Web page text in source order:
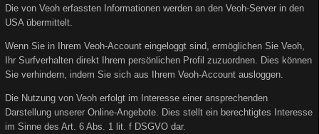
Die von Veoh erfassten Informationen werden an den Veoh-Server in den
USA übermittelt.
Wenn Sie in Ihrem Veoh-Account eingeloggt sind, ermöglichen Sie Veoh,
Ihr Surfverhalten direkt Ihrem persönlichen Profil zuzuordnen. Dies können
Sie verhindern, indem Sie sich aus Ihrem Veoh-Account ausloggen.
Die Nutzung von Veoh erfolgt im Interesse einer ansprechenden
Darstellung unserer Online-Angebote. Dies stellt ein berechtigtes Interesse
im Sinne des Art. 6 Abs. 1 lit. f DSGVO dar.